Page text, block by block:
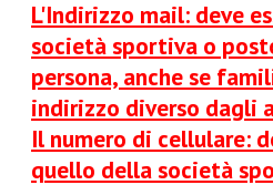
L'Indirizzo mail: deve
società sportiva o
persona, anche se
indirizzo diverso dagli
Il numero di cellulare:
quello della società